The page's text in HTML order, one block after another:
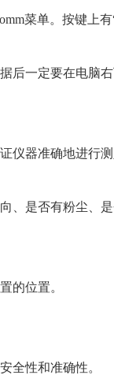
菜单。按键上
一定要在电脑右
器准确地进行测
是否有粉尘、
的位置。
性和准确性。